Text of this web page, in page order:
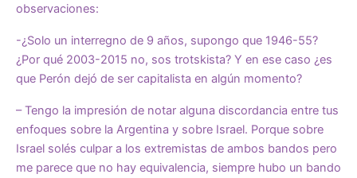
observaciones:
-¿Solo un interregno de 9 años, supongo que 1946-55?
¿Por qué 2003-2015 no, sos trotskista? Y en ese caso ¿es
que Perón dejó de ser capitalista en algún momento?
– Tengo la impresión de notar alguna discordancia entre tus
enfoques sobre la Argentina y sobre Israel. Porque sobre
Israel solés culpar a los extremistas de ambos bandos pero
me parece que no hay equivalencia, siempre hubo un bando